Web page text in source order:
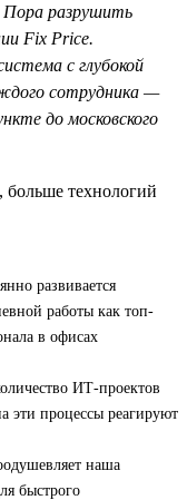
Пора разрушить
Fix Price.
с глубокой
сотрудника —
до московского
развивается
работы как топ-
в офисах
ИТ-проектов
эти процессы реагируют
наша
быстрого